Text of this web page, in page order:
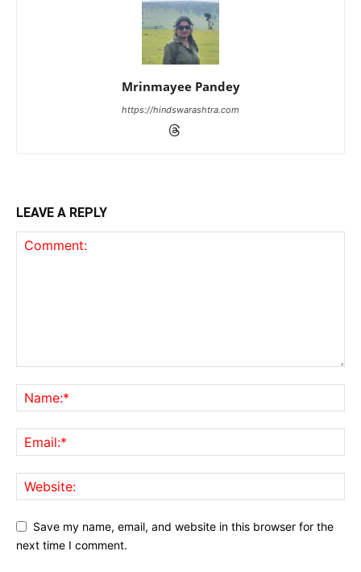
Mrinmayee Pandey
https://hindswarashtra.com
LEAVE A REPLY
Save my name, email, and website in this browser for the
next time I comment.